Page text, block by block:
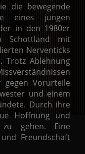
die bewegende
eines jungen
in den 1980er
Schottland mit
Nerventicks
Trotz Ablehnung
gegen Vorurteile
und einem
Durch ihre
Hoffnung und
gehen. Eine
Freundschaft